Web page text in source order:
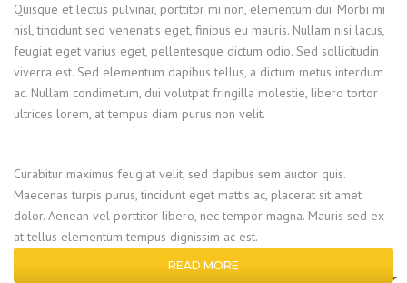
Quisque et lectus pulvinar, porttitor mi non, elementum dui. Morbi mi
nisl, tincidunt sed venenatis eget, finibus eu mauris. Nullam nisi lacus,
feugiat eget varius eget, pellentesque dictum odio. Sed sollicitudin
viverra est. Sed elementum dapibus tellus, a dictum metus interdum
ac. Nullam condimetum, dui volutpat fringilla molestie, libero tortor
ultrices lorem, at tempus diam purus non velit.
Curabitur maximus feugiat velit, sed dapibus sem auctor quis.
Maecenas turpis purus, tincidunt eget mattis ac, placerat sit amet
dolor. Aenean vel porttitor libero, nec tempor magna. Mauris sed ex
at tellus elementum tempus dignissim ac est.
READ MORE